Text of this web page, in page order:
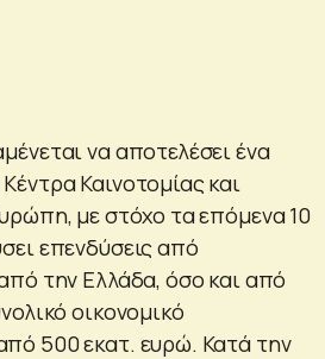
να αποτελέσει ένα
Καινοτομίας και
με στόχο τα επόμενα 10
επενδύσεις από
την Ελλάδα, όσο και από
οικονομικό
500 εκατ. ευρώ. Κατά την